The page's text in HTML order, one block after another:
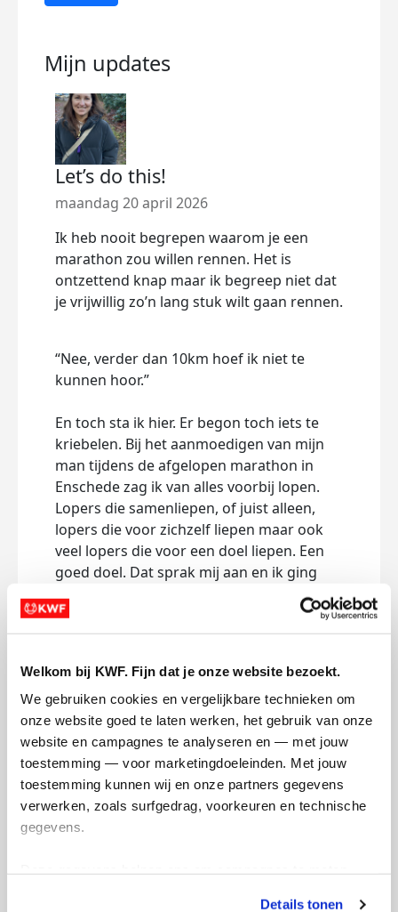
Welkom bij KWF. Fijn dat je onze website bezoekt.
We gebruiken cookies en vergelijkbare technieken om
onze website goed te laten werken, het gebruik van onze
website en campagnes te analyseren en — met jouw
toestemming — voor marketingdoeleinden. Met jouw
toestemming kunnen wij en onze partners gegevens
verwerken, zoals surfgedrag, voorkeuren en technische
gegevens.
Details tonen
Mijn updates
Let’s do this!
maandag 20 april 2026
Ik heb nooit begrepen waarom je een
marathon zou willen rennen. Het is
ontzettend knap maar ik begreep niet dat
je vrijwillig zo’n lang stuk wilt gaan rennen.
“Nee, verder dan 10km hoef ik niet te
kunnen hoor.”
En toch sta ik hier. Er begon toch iets te
kriebelen. Bij het aanmoedigen van mijn
man tijdens de afgelopen marathon in
Enschede zag ik van alles voorbij lopen.
Lopers die samenliepen, of juist alleen,
lopers die voor zichzelf liepen maar ook
veel lopers die voor een doel liepen. Een
goed doel. Dat sprak mij aan en ik ging
dus op onderzoek uit.
Ik kwam terecht bij het rennen voor het
maakte iets in mij los waardoor ik wél
ineens de behoefte voel om dit aan te
gaan. Een hele marathon gaat mij nog net
iets te ver, dus vooralsnog is de eerste
stap de halve marathon.
Ik vind het doodeng maar ik kijk er ook
enorm naar uit. Het worden een paar
ik ben blij dat ik aan de start mag staan